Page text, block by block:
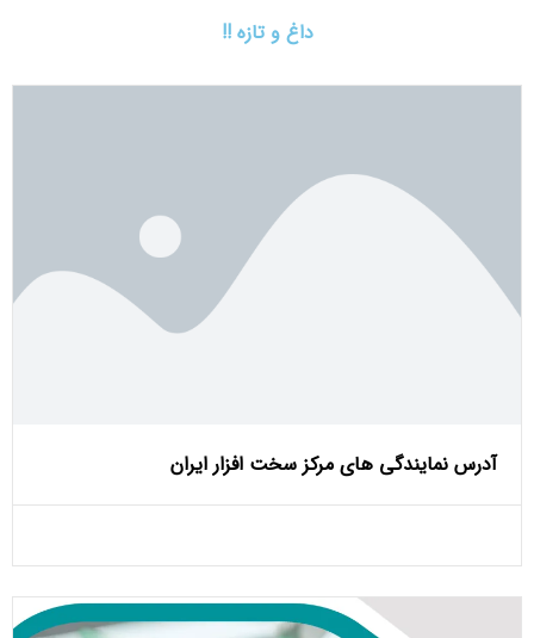
داغ و تازه !!
آدرس نمایندگی های مرکز سخت افزار ایران